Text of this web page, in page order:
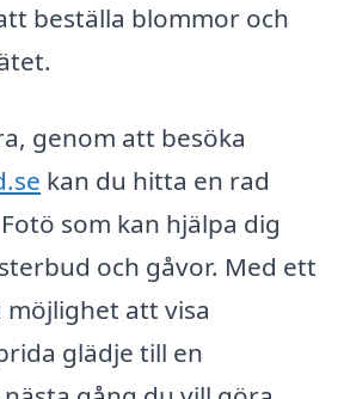
beställa blommor och
genom att besöka
kan du hitta en rad
som kan hjälpa dig
och gåvor. Med ett
möjlighet att visa
glädje till en